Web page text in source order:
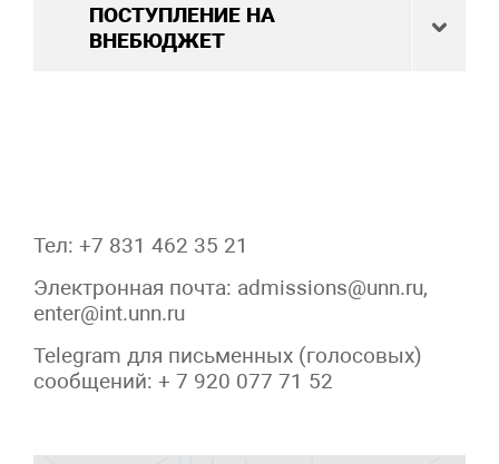
ПОСТУПЛЕНИЕ НА
ВНЕБЮДЖЕТ
Тел: +7 831 462 35 21
Электронная почта: admissions@unn.ru,
enter@int.unn.ru
Telegram для письменных (голосовых)
сообщений: + 7 920 077 71 52